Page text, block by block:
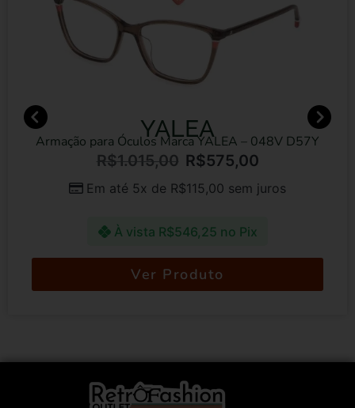
YALEA
Armação para Óculos Marca YALEA – 048V D57Y
R$1.015,00 R$575,00
Em até 5x de R$115,00 sem juros
À vista R$546,25 no Pix
Ver Produto